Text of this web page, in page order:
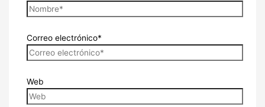
Correo electrónico*
Web